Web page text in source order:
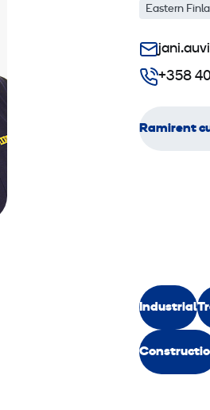
Eastern
+358
Ramirent
Industrial